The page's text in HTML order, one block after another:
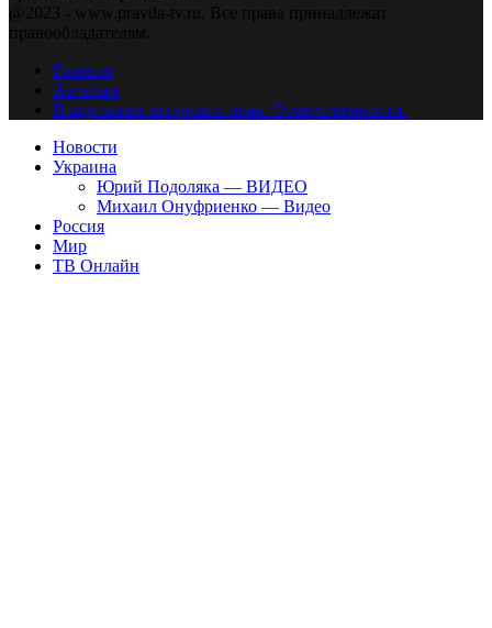
@2023 - www.pravda-tv.ru. Все права принадлежат
правообладателям.
Главная
Авторам
Владельцам авторских прав. Ответственности.
Новости
Украина
Юрий Подоляка — ВИДЕО
Михаил Онуфриенко — Видео
Россия
Мир
ТВ Онлайн